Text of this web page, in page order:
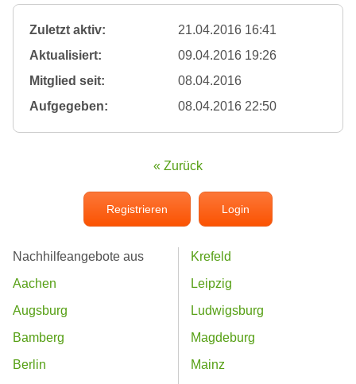
Zuletzt aktiv:
21.04.2016 16:41
Aktualisiert:
09.04.2016 19:26
Mitglied seit:
08.04.2016
Aufgegeben:
08.04.2016 22:50
« Zurück
Registrieren Login
Nachhilfeangebote aus
Aachen
Augsburg
Bamberg
Berlin
Krefeld
Leipzig
Ludwigsburg
Magdeburg
Mainz